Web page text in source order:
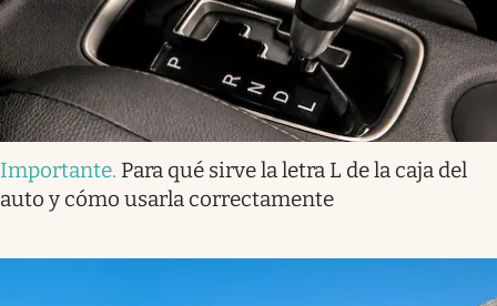
Importante. Para qué sirve la letra L de la caja del
auto y cómo usarla correctamente